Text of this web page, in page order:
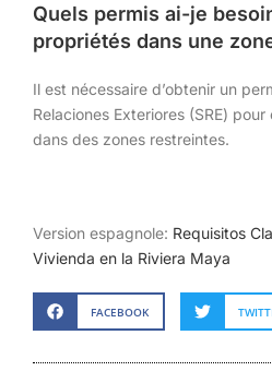
Quels permis ai-je
propriétés dans une
Il est nécessaire d’obtenir un
Relaciones Exteriores (SRE)
dans des zones restreintes.
Version espagnole: Requisitos
Vivienda en la Riviera Maya
FACEBOOK